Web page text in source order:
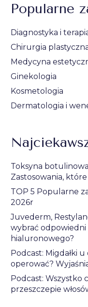
Popularne
Diagnostyka i
Chirurgia
Medycyna
Ginekologia
Kosmetologia
Dermatologia i
Toksyna
Zastosowania,
TOP 5 Popularne
2026r
Juvederm,
wybrać
hialuronowego?
Podcast: Migdałki
operować?
Podcast: Wszystko
przeszczepie